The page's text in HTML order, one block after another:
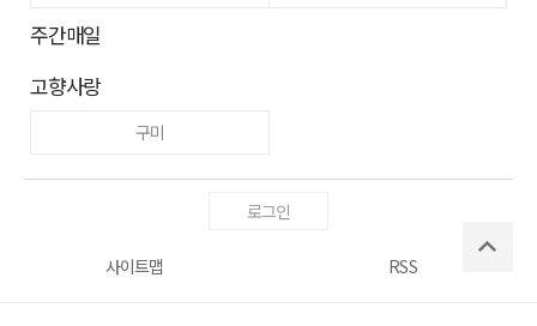
주간매일
고향사랑
구미
로그인
사이트맵 RSS